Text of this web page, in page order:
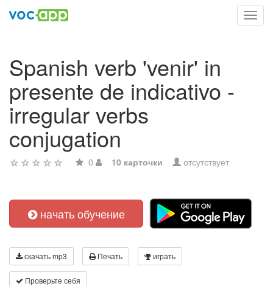
Spanish verb 'venir' in
presente de indicativo -
irregular verbs
conjugation
0 10 карточки отсутствует
начать обучение
скачать mp3 Печать играть
Проверьте себя